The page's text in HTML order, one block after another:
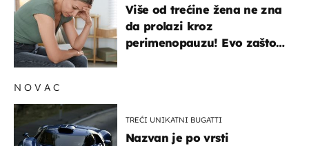
Više od trećine žena ne zna
da prolazi kroz
perimenopauzu! Evo zašto
NOVAC
TREĆI UNIKATNI BUGATTI
Nazvan je po vrsti